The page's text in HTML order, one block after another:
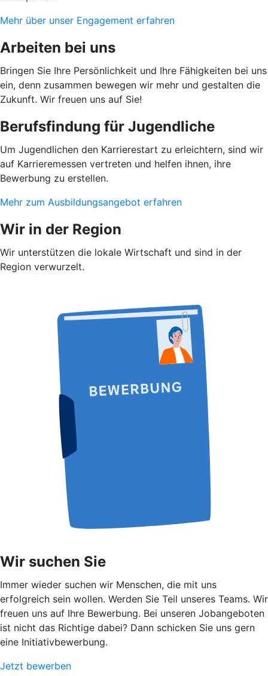
Mehr über unser Engagement erfahren
Arbeiten bei uns
Bringen Sie Ihre Persönlichkeit und Ihre Fähigkeiten bei uns
ein, denn zusammen bewegen wir mehr und gestalten die
Zukunft. Wir freuen uns auf Sie!
Berufsfindung für Jugendliche
Um Jugendlichen den Karrierestart zu erleichtern, sind wir
auf Karrieremessen vertreten und helfen ihnen, ihre
Bewerbung zu erstellen.
Mehr zum Ausbildungsangebot erfahren
Wir in der Region
Wir unterstützen die lokale Wirtschaft und sind in der
Region verwurzelt.
Wir suchen Sie
Immer wieder suchen wir Menschen, die mit uns
erfolgreich sein wollen. Werden Sie Teil unseres Teams. Wir
freuen uns auf Ihre Bewerbung. Bei unseren Jobangeboten
ist nicht das Richtige dabei? Dann schicken Sie uns gern
eine Initiativbewerbung.
Jetzt bewerben